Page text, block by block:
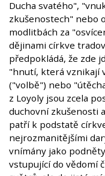
Ducha svatého",
zkušenostech" nebo
modlitbách za
dějinami církve
předpokládá, že zde
"hnutí, která vznikají
("volbě") nebo
z Loyoly jsou zcela
duchovní zkušenosti
patří k podstatě
nejrozmanitějšími
vnímány jako
vstupující do vědomí